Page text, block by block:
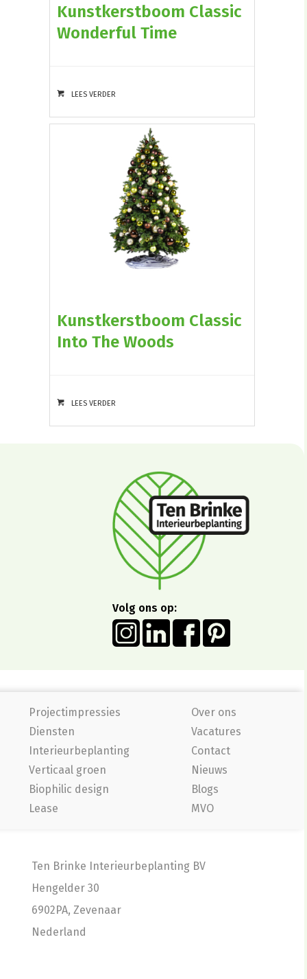
Kunstkerstboom Classic
Wonderful Time
LEES VERDER
Kunstkerstboom Classic
Into The Woods
LEES VERDER
Volg ons op:
Projectimpressies
Diensten
Interieurbeplanting
Verticaal groen
Biophilic design
Lease
Over ons
Vacatures
Contact
Nieuws
Blogs
MVO
Ten Brinke Interieurbeplanting BV
Hengelder 30
6902PA, Zevenaar
Nederland